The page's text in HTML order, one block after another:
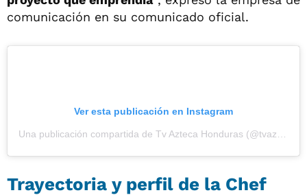
comunicación en su comunicado oficial.
Ver esta publicación en Instagram
Trayectoria y perfil de la Chef